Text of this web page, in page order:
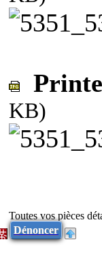
KB)
Toutes vos pièces
Dénoncer